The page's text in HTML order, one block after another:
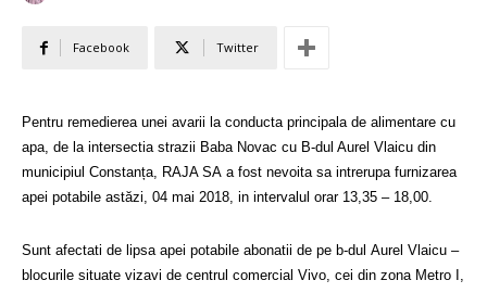
Facebook Twitter
Pentru remedierea unei avarii la conducta principala de alimentare cu
apa, de la intersectia strazii Baba Novac cu B-dul Aurel Vlaicu din
municipiul Constanța, RAJA SA a fost nevoita sa intrerupa furnizarea
apei potabile astăzi, 04 mai 2018, in intervalul orar 13,35 – 18,00.
Sunt afectati de lipsa apei potabile abonatii de pe b-dul Aurel Vlaicu –
blocurile situate vizavi de centrul comercial Vivo, cei din zona Metro I,